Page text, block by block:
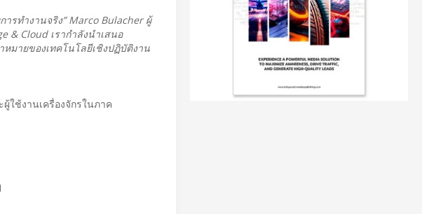
รทำงานจริง” Marco Bulacher ผู้
& Cloud เรากำลังนำเสนอ
มายของเทคโนโลยีเชิงปฏิบัติงาน
ใช้งานเครื่องจักรในภาค